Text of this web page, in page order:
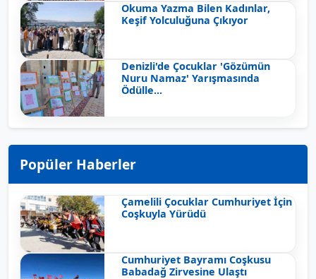
Okuma Yazma Bilen Kadınlar,
Keşif Yolculuğuna Çıkıyor
Denizli'de Çocuklar 'Gözümün
Nuru Namaz' Yarışmasında
Ödülle...
Popüler Haberler
Çamelili Çocuklar Cumhuriyet İçin
Coşkuyla Yürüdü
Cumhuriyet Bayramı Coşkusu
Babadağ Zirvesine Ulaştı